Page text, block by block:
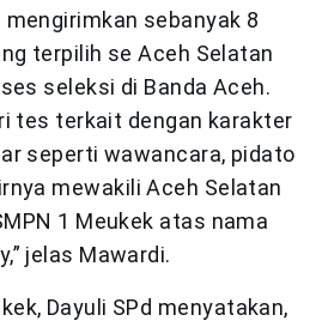
sebanyak 8
terpilih se Aceh Selatan
seleksi di Banda Aceh.
tes terkait dengan karakter
seperti wawancara, pidato
mewakili Aceh Selatan
1 Meukek atas nama
jelas Mawardi.
Dayuli SPd menyatakan,